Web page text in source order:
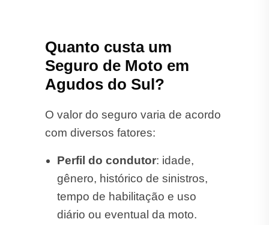
Quanto custa um
Seguro de Moto em
Agudos do Sul?
O valor do seguro varia de acordo
com diversos fatores:
Perfil do condutor: idade,
gênero, histórico de sinistros,
tempo de habilitação e uso
diário ou eventual da moto.